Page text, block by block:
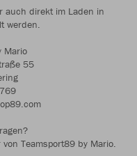
auch direkt im Laden in
werden.
Mario
55
Teamsport89 by Mario.